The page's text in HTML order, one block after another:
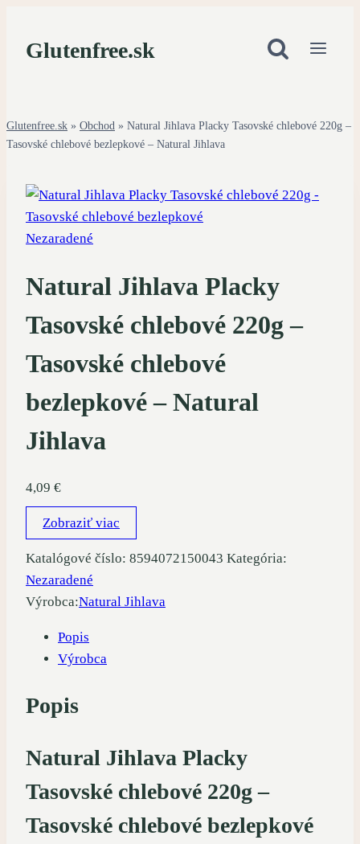
content
Glutenfree.sk
Glutenfree.sk » Obchod » Natural Jihlava Placky Tasovské chlebové 220g –
Tasovské chlebové bezlepkové – Natural Jihlava
Nezaradené
Natural Jihlava Placky
Tasovské chlebové 220g –
Tasovské chlebové
bezlepkové – Natural
Jihlava
4,09 €
Zobraziť viac
Katalógové číslo: 8594072150043 Kategória:
Nezaradené
Výrobca:Natural Jihlava
Popis
Výrobca
Popis
Natural Jihlava Placky
Tasovské chlebové 220g –
Tasovské chlebové bezlepkové